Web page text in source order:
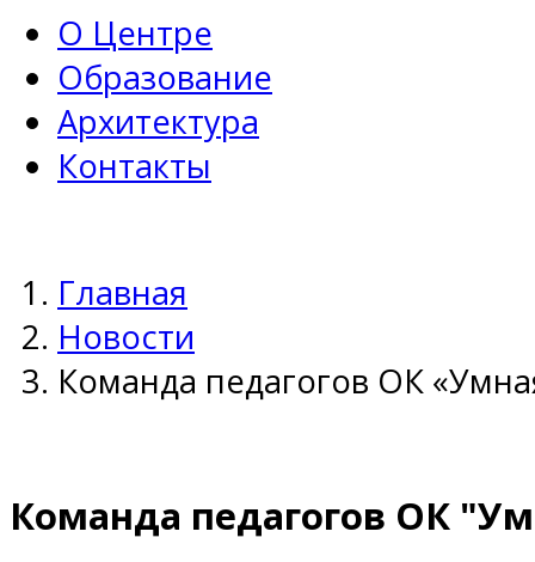
О Центре
Образование
Архитектура
Контакты
Главная
Новости
Команда педагогов ОК
Команда педагогов ОК